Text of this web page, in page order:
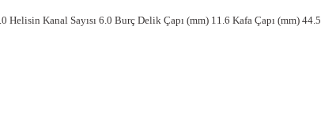
Kanal Sayısı 6.0 Burç Delik Çapı (mm) 11.6 Kafa Çapı (mm) 44.5